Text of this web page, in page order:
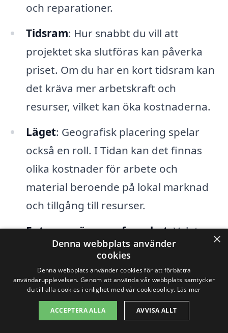
och reparationer.
Tidsram: Hur snabbt du vill att
projektet ska slutföras kan påverka
priset. Om du har en kort tidsram kan
det kräva mer arbetskraft och
resurser, vilket kan öka kostnaderna.
Läget: Geografisk placering spelar
också en roll. I Tidan kan det finnas
olika kostnader för arbete och
material beroende på lokal marknad
och tillgång till resurser.
Entreprenörens erfarenhet: Valet av
entreprenör och deras erfarenhet
påverkar också kostnaden. En
väletablerad entreprenör med goda
referenser kan ha högre priser, men
de kan också ge dig trygghet och
×
Denna webbplats använder
cookies
Denna webbplats använder cookies för att förbättra
användarupplevelsen. Genom att använda vår webbplats samtycker
du till alla cookies i enlighet med vår cookiepolicy. Läs mer
ACCEPTERA ALLA AVVISA ALLT